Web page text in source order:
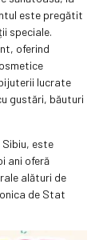
este pregătit
speciale.
oferind
lucrate
gustări, băuturi
Sibiu, este
ani oferă
alături de
de Stat